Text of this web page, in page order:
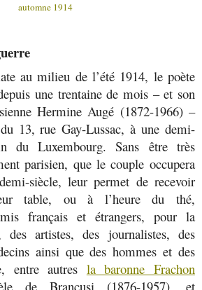
automne 1914
au milieu de l’été 1914, le poète
une trentaine de mois – et son
Hermine Augé (1872-1966) –
13, rue Gay-Lussac, à une demi-
du Luxembourg. Sans être très
parisien, que le couple occupera
siècle, leur permet de recevoir
table, ou à l’heure du thé,
français et étrangers, pour la
des artistes, des journalistes, des
ainsi que des hommes et des
entre autres la baronne Frachon
de Brancusi (1876-1957), et